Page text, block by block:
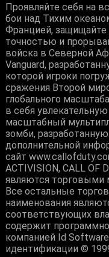
Проявляйте себя на
бои над Тихим
Францией, защищайте
точностью и
войска в Северной
Vanguard,
которой игроки
сражения Второй
глобального
в себя
масштабный
зомби,
дополнительной
сайт
ACTIVISION, CALL OF
являются торговыми
Все остальные
наименования
соответствующих
содержит
компанией Id Software
идентификации ©